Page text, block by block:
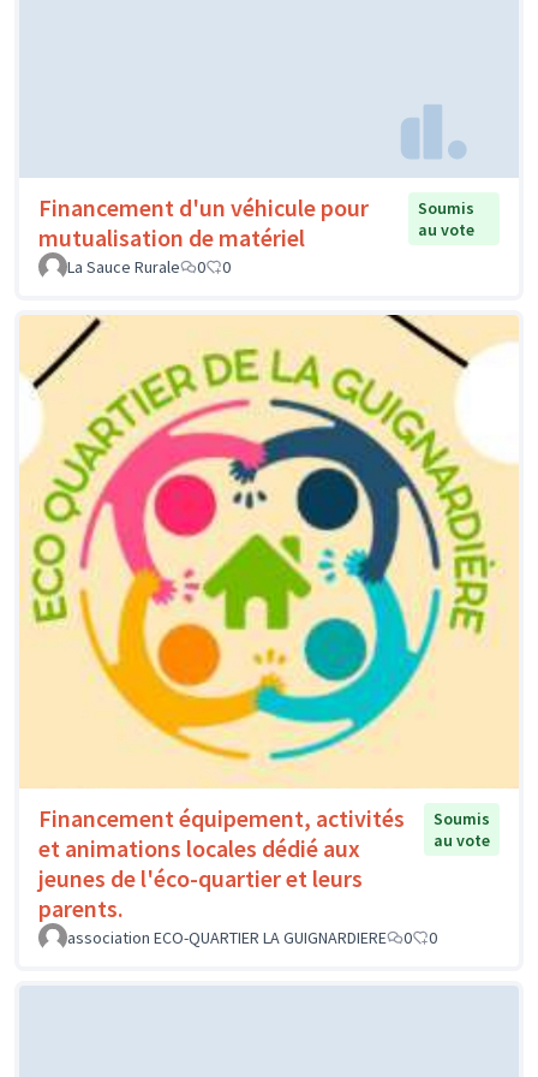
Financement d'un véhicule pour
mutualisation de matériel
Soumis
au vote
La Sauce Rurale
0 0
Financement équipement, activités
et animations locales dédié aux
jeunes de l'éco-quartier et leurs
parents.
Soumis
au vote
association ECO-QUARTIER LA GUIGNARDIERE 0 0